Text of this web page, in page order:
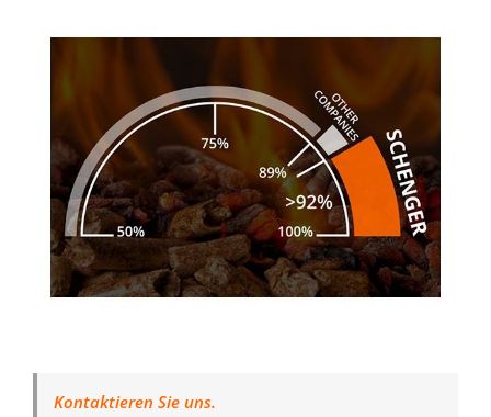
Kontaktieren Sie uns.